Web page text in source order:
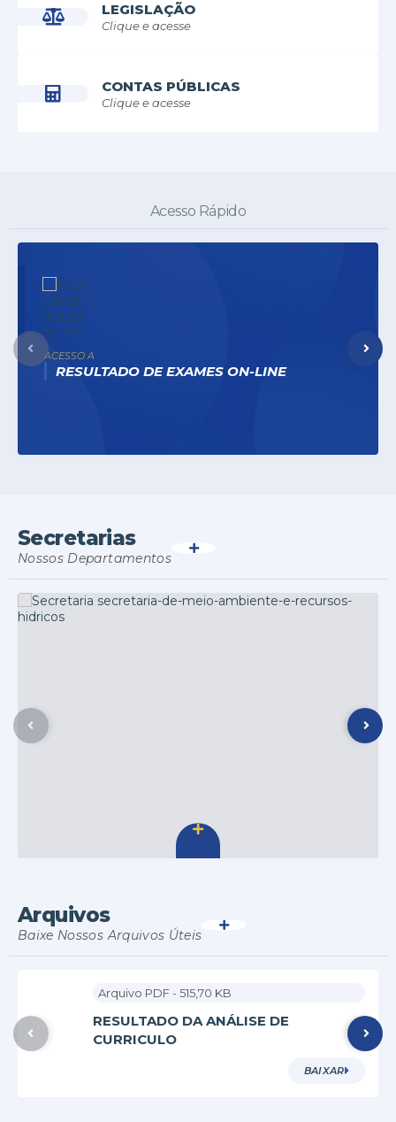
LEGISLAÇÃO
Clique e acesse
CONTAS PÚBLICAS
Clique e acesse
Acesso Rápido
RESULTADO DE EXAMES ON-LINE
ACESSO A
Secretarias
Nossos Departamentos
José Alexandrino Feitosa
Arquivos
Baixe Nossos Arquivos Úteis
RESULTADO DA ANÁLISE DE
CURRICULO
PDF 515,70 KB
BAIXAR